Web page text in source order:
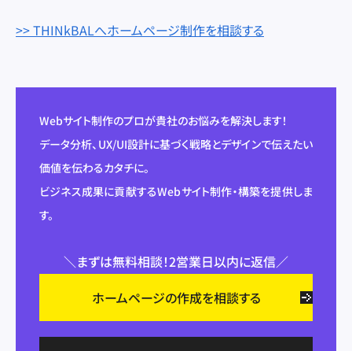
>> THINkBALへホームページ制作を相談する
Webサイト制作のプロが貴社のお悩みを解決します！
データ分析、UX/UI設計に基づく戦略とデザインで伝えたい
価値を伝わるカタチに。
ビジネス成果に貢献するWebサイト制作・構築を提供しま
す。
＼まずは無料相談！2営業日以内に返信／
ホームページの作成を相談する